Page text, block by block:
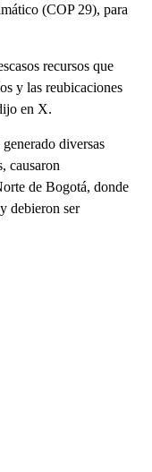
(COP 29), para
recursos que
y las reubicaciones
en X.
diversas
causaron
de Bogotá, donde
debieron ser